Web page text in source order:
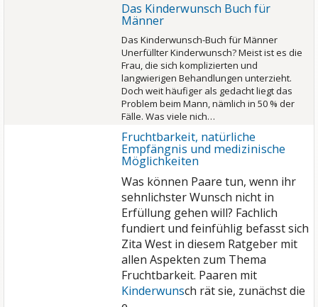
Das Kinderwunsch Buch für
Männer
Das Kinderwunsch-Buch für Männer
Unerfüllter Kinderwunsch? Meist ist es die
Frau, die sich komplizierten und
langwierigen Behandlungen unterzieht.
Doch weit häufiger als gedacht liegt das
Problem beim Mann, nämlich in 50 % der
Fälle. Was viele nich…
Fruchtbarkeit, natürliche
Empfängnis und medizinische
Möglichkeiten
Was können Paare tun, wenn ihr
sehnlichster Wunsch nicht in
Erfüllung gehen will? Fachlich
fundiert und feinfühlig befasst sich
Zita West in diesem Ratgeber mit
allen Aspekten zum Thema
Fruchtbarkeit. Paaren mit
Kinderwunsch rät sie, zunächst die